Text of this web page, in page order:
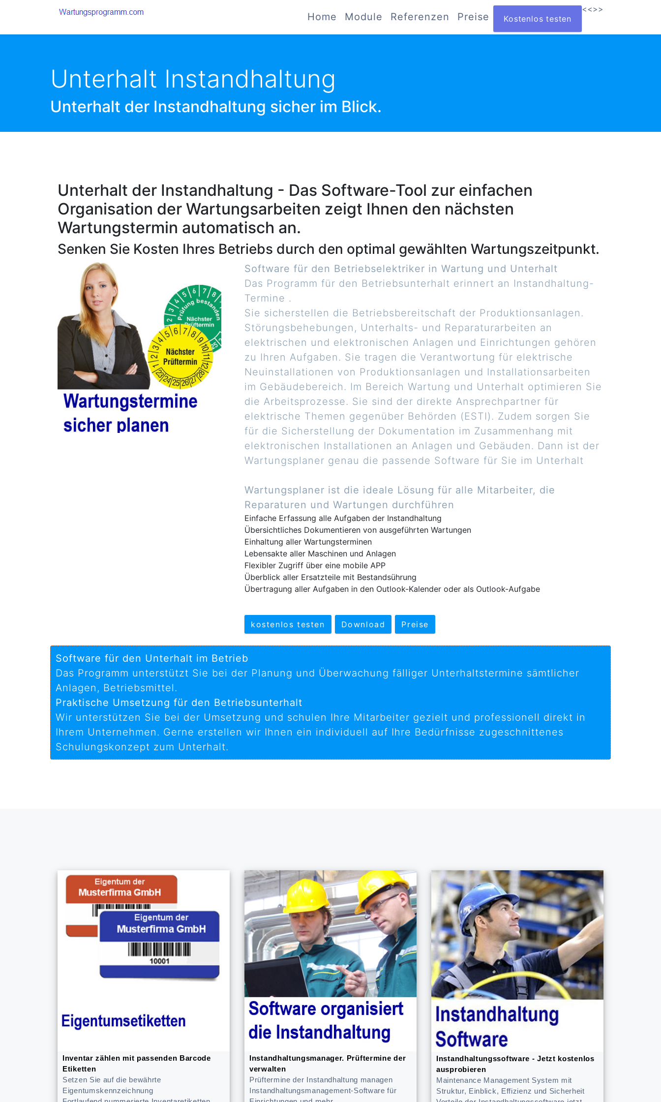
Home Module Referenzen Preise Kostenlos testen
<<>>
Unterhalt Instandhaltung
Unterhalt der Instandhaltung sicher im Blick.
Unterhalt der Instandhaltung - Das Software-Tool zur einfachen
Organisation der Wartungsarbeiten zeigt Ihnen den nächsten
Wartungstermin automatisch an.
Senken Sie Kosten Ihres Betriebs durch den optimal gewählten Wartungszeitpunkt.
Software für den Betriebselektriker in Wartung und Unterhalt
Das Programm für den Betriebsunterhalt erinnert an Instandhaltung-
Termine .
Sie sicherstellen die Betriebsbereitschaft der Produktionsanlagen.
Störungsbehebungen, Unterhalts- und Reparaturarbeiten an
elektrischen und elektronischen Anlagen und Einrichtungen gehören
zu Ihren Aufgaben. Sie tragen die Verantwortung für elektrische
Neuinstallationen von Produktionsanlagen und Installationsarbeiten
im Gebäudebereich. Im Bereich Wartung und Unterhalt optimieren Sie
die Arbeitsprozesse. Sie sind der direkte Ansprechpartner für
elektrische Themen gegenüber Behörden (ESTI). Zudem sorgen Sie
für die Sicherstellung der Dokumentation im Zusammenhang mit
elektronischen Installationen an Anlagen und Gebäuden. Dann ist der
Wartungsplaner genau die passende Software für Sie im Unterhalt
Wartungsplaner ist die ideale Lösung für alle Mitarbeiter, die
Reparaturen und Wartungen durchführen
Einfache Erfassung alle Aufgaben der Instandhaltung
Übersichtliches Dokumentieren von ausgeführten Wartungen
Einhaltung aller Wartungsterminen
Lebensakte aller Maschinen und Anlagen
Flexibler Zugriff über eine mobile APP
Überblick aller Ersatzteile mit Bestandsührung
Übertragung aller Aufgaben in den Outlook-Kalender oder als Outlook-Aufgabe
kostenlos testen Download Preise
Software für den Unterhalt im Betrieb
Das Programm unterstützt Sie bei der Planung und Überwachung fälliger Unterhaltstermine sämtlicher
Anlagen, Betriebsmittel.
Praktische Umsetzung für den Betriebsunterhalt
Wir unterstützen Sie bei der Umsetzung und schulen Ihre Mitarbeiter gezielt und professionell direkt in
Ihrem Unternehmen. Gerne erstellen wir Ihnen ein individuell auf Ihre Bedürfnisse zugeschnittenes
Schulungskonzept zum Unterhalt.
Inventar zählen mit passenden Barcode
Etiketten
Setzen Sie auf die bewährte
Eigentumskennzeichnung
Instandhaltungsmanager. Prüftermine der
verwalten
Prüftermine der Instandhaltung managen
Instandhaltungsmanagement-Software für
Instandhaltungssoftware - Jetzt kostenlos
ausprobieren
Maintenance Management System mit
Struktur, Einblick, Effizienz und Sicherheit